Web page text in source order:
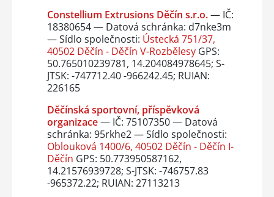
Constellium Extrusions Děčín s.r.o.— IČ:
18380654 — Datová schránka: d7nke3m
— Sídlo společnosti: Ústecká 751/37,
40502 Děčín - Děčín V-RozbělesyGPS:
50.765010239781, 14.204084978645; S-
JTSK: -747712.40 -966242.45; RUIAN:
226165
Děčínská sportovní, příspěvková
organizace— IČ: 75107350 — Datová
schránka: 95rkhe2 — Sídlo společnosti:
Oblouková 1400/6, 40502 Děčín - Děčín I-
Děčín GPS: 50.773950587162,
14.21576939728; S-JTSK: -746757.83
-965372.22; RUIAN: 27113213